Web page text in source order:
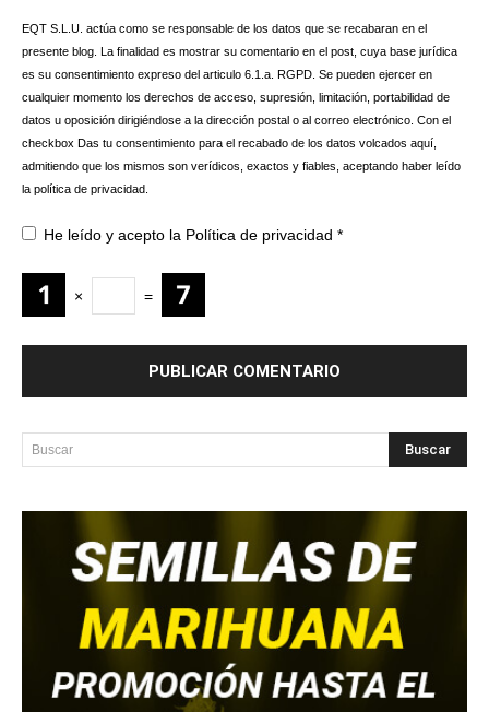
EQT S.L.U. actúa como se responsable de los datos que se recabaran en el
presente blog. La finalidad es mostrar su comentario en el post, cuya base jurídica
es su consentimiento expreso del articulo 6.1.a. RGPD. Se pueden ejercer en
cualquier momento los derechos de acceso, supresión, limitación, portabilidad de
datos u oposición dirigiéndose a la dirección postal o al correo electrónico. Con el
checkbox Das tu consentimiento para el recabado de los datos volcados aquí,
admitiendo que los mismos son verídicos, exactos y fiables, aceptando haber leído
la política de privacidad.
He leído y acepto la Política de privacidad *
× =
Buscar Buscar